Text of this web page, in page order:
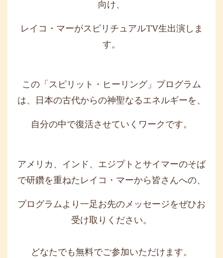
向け、
レイコ・マーがスピリチュアルTV生出演しま
す。
この「スピリット・ヒーリング」プログラム
は、日本の古代からの神聖なるエネルギーを、
自分の中で復活させていくワークです。
アメリカ、インド、エジプトとサイマーのそば
で研鑽を重ねたレイコ・マーから皆さんへの、
プログラムより一足お先のメッセージをぜひお
受け取りください。
どなたでも無料でご参加いただけます。